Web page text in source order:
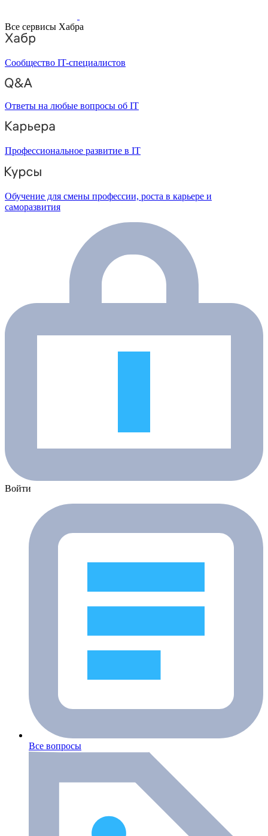
Все сервисы Хабра
Сообщество IT-специалистов
Ответы на любые вопросы об IT
Профессиональное развитие в IT
Обучение для смены профессии, роста в карьере и
саморазвития
Войти
Все вопросы